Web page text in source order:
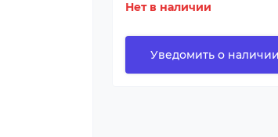
Нет в наличии
Уведомить о